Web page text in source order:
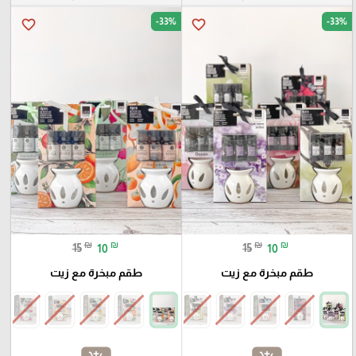
favorite_border -33%
15 ₪ 10 ₪
طقم مبخرة مع زيت
favorite_border -33%
15 ₪ 10 ₪
طقم مبخرة مع زيت